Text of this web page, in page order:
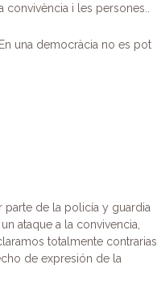
i les persones..
En una democràcia no es pot
de la policía y guardia
ataque a la convivencia,
totalmente
de expresión de la